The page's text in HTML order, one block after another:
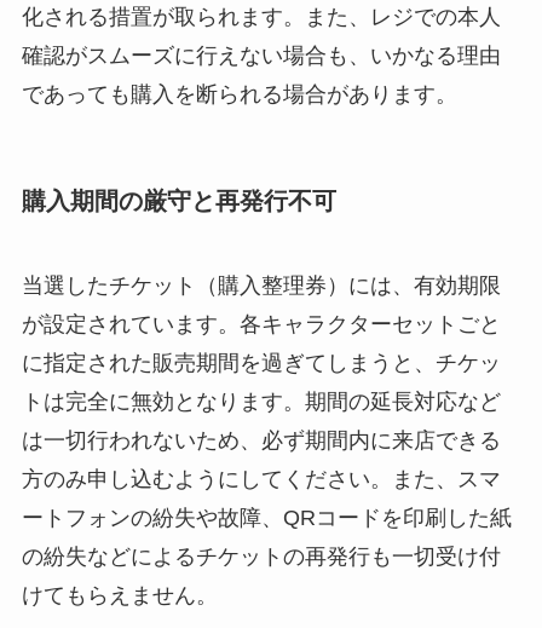
化される措置が取られます。また、レジでの本人
確認がスムーズに行えない場合も、いかなる理由
であっても購入を断られる場合があります。
購入期間の厳守と再発行不可
当選したチケット（購入整理券）には、有効期限
が設定されています。各キャラクターセットごと
に指定された販売期間を過ぎてしまうと、チケッ
トは完全に無効となります。期間の延長対応など
は一切行われないため、必ず期間内に来店できる
方のみ申し込むようにしてください。また、スマ
ートフォンの紛失や故障、QRコードを印刷した紙
の紛失などによるチケットの再発行も一切受け付
けてもらえません。